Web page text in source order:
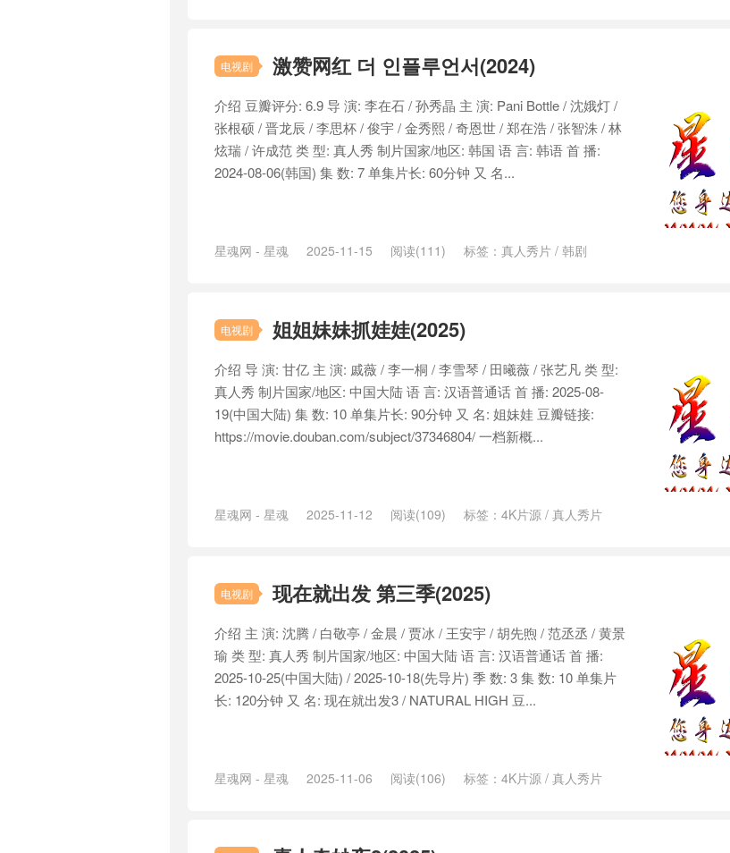
电视剧 激赞网红 더 인플루언서(2024)
介绍 豆瓣评分: 6.9 导 演: 李在石 / 孙秀晶 主 演: Pani Bottle / 沈娥灯 /
张根硕 / 晋龙辰 / 李思杯 / 俊宇 / 金秀熙 / 奇恩世 / 郑在浩 / 张智洙 / 林
炫瑞 / 许成范 类 型: 真人秀 制片国家/地区: 韩国 语 言: 韩语 首 播:
2024-08-06(韩国) 集 数: 7 单集片长: 60分钟 又 名...
星魂网 - 星魂 2025-11-15 阅读(111) 标签： 真人秀片 / 韩剧
电视剧 姐姐妹妹抓娃娃(2025)
介绍 导 演: 甘亿 主 演: 戚薇 / 李一桐 / 李雪琴 / 田曦薇 / 张艺凡 类 型:
真人秀 制片国家/地区: 中国大陆 语 言: 汉语普通话 首 播: 2025-08-
19(中国大陆) 集 数: 10 单集片长: 90分钟 又 名: 姐妹娃 豆瓣链接:
https://movie.douban.com/subject/37346804/ 一档新概...
星魂网 - 星魂 2025-11-12 阅读(109) 标签： 4K片源 / 真人秀片
电视剧 现在就出发 第三季(2025)
介绍 主 演: 沈腾 / 白敬亭 / 金晨 / 贾冰 / 王安宇 / 胡先煦 / 范丞丞 / 黄景
瑜 类 型: 真人秀 制片国家/地区: 中国大陆 语 言: 汉语普通话 首 播:
2025-10-25(中国大陆) / 2025-10-18(先导片) 季 数: 3 集 数: 10 单集片
长: 120分钟 又 名: 现在就出发3 / NATURAL HIGH 豆...
星魂网 - 星魂 2025-11-06 阅读(106) 标签： 4K片源 / 真人秀片